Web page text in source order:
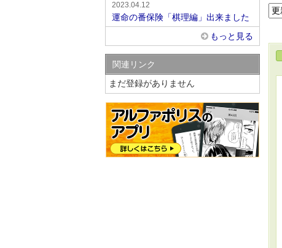
2023.04.12
運命の番保険「棋理編」出来ました
もっと見る
関連リンク
まだ登録がありません